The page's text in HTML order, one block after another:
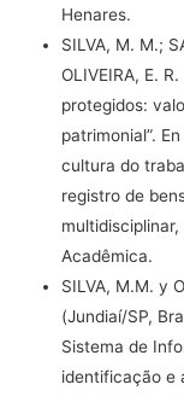
Henares.
SILVA, M. M.;
OLIVEIRA, E.
protegidos:
patrimonial”.
cultura do
registro de
Acadêmica.
SILVA, M.M. y
(Jundiaí/SP,
Sistema de
identificação e